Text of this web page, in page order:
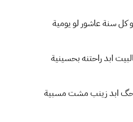
كل سنة عاشور لو يومية
ابد راحتنه بحسينية
ابد زينب مشت مسبية